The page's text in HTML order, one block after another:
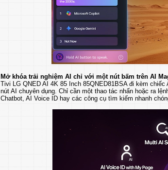
Mở khóa trải nghiệm AI chỉ với một nút bấm trên AI
Tivi LG QNED AI 4K 85 Inch 85QNED81BSA đi kèm
nút AI chuyên dụng. Chỉ cần một thao tác nhấn hoặc ra
Chatbot, AI Voice ID hay các công cụ tìm kiếm nhanh